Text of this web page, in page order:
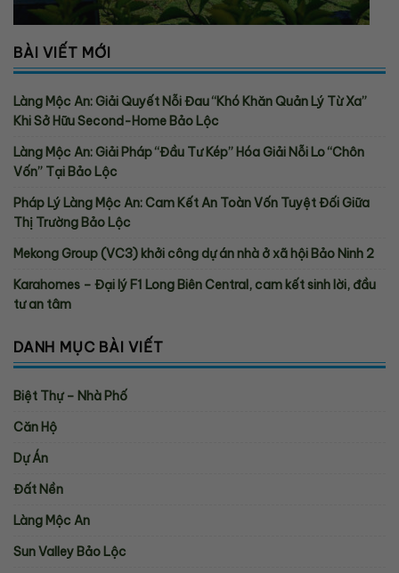
BÀI VIẾT MỚI
Làng Mộc An: Giải Quyết Nỗi Đau “Khó Khăn Quản Lý Từ Xa”
Khi Sở Hữu Second-Home Bảo Lộc
Làng Mộc An: Giải Pháp “Đầu Tư Kép” Hóa Giải Nỗi Lo “Chôn
Vốn” Tại Bảo Lộc
Pháp Lý Làng Mộc An: Cam Kết An Toàn Vốn Tuyệt Đối Giữa
Thị Trường Bảo Lộc
Mekong Group (VC3) khởi công dự án nhà ở xã hội Bảo Ninh 2
Karahomes – Đại lý F1 Long Biên Central, cam kết sinh lời, đầu
tư an tâm
DANH MỤC BÀI VIẾT
Biệt Thự – Nhà Phố
Căn Hộ
Dự Án
Đất Nền
Làng Mộc An
Sun Valley Bảo Lộc